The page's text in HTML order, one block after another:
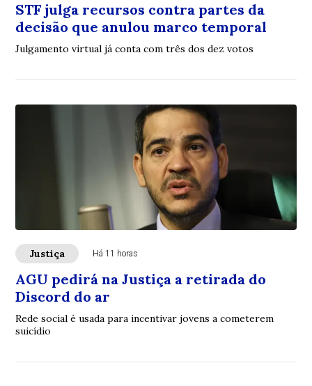
STF julga recursos contra partes da
decisão que anulou marco temporal
Julgamento virtual já conta com três dos dez votos
Justiça Há 11 horas
AGU pedirá na Justiça a retirada do
Discord do ar
Rede social é usada para incentivar jovens a cometerem
suicídio